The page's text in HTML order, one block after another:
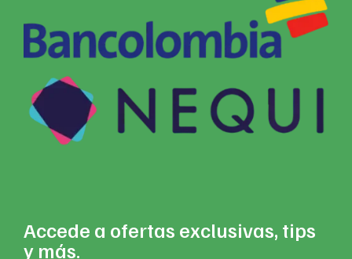
Accede a ofertas exclusivas, tips
y más.